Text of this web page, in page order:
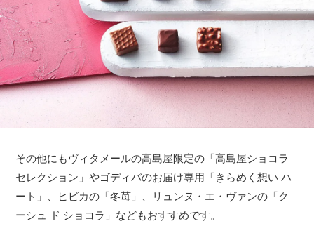
その他にもヴィタメールの高島屋限定の「高島屋ショコラ
セレクション」やゴディバのお届け専用「きらめく想い ハ
ート」、ヒビカの「冬苺」、リュンヌ・エ・ヴァンの「ク
ーシュ ド ショコラ」などもおすすめです。